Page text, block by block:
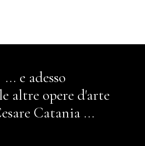
... e adesso
altre opere d'arte
Catania ...